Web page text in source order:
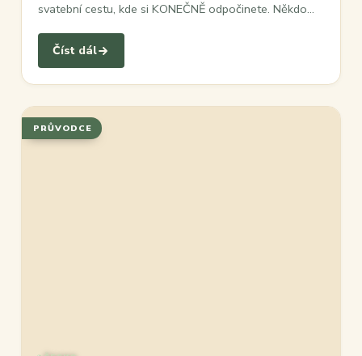
svatební cestu, kde si KONEČNĚ odpočinete. Někdo…
Číst dál
PRŮVODCE